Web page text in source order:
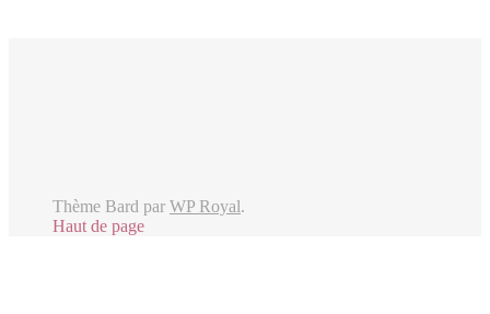
Thème Bard par WP Royal.
Haut de page